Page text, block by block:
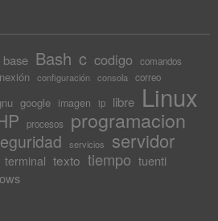
base Bash c codigo
comandos
configuración consola correo
google imagen ip libre Linux
procesos programacion
servicios servidor
terminal texto tiempo tuenti